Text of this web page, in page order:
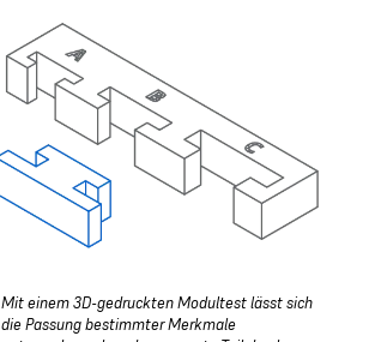
Mit einem 3D-gedruckten Modultest lässt sich
die Passung bestimmter Merkmale